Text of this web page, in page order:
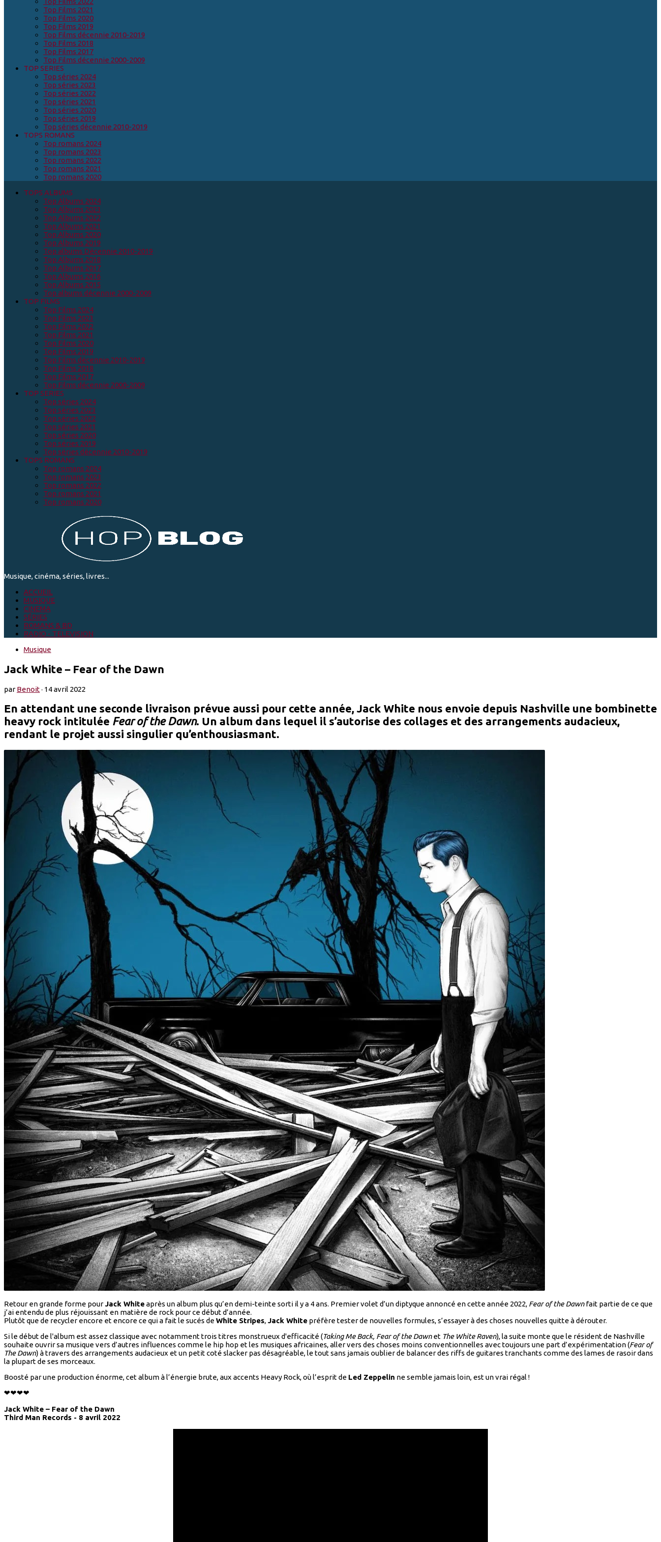
Top Films 2021
Top Films 2020
Top Films 2019
Top Films décennie 2010-2019
Top Films 2018
Top Films 2017
Top Films décennie 2000-2009
TOP SERIES
Top séries 2024
Top séries 2023
Top séries 2022
Top séries 2021
Top séries 2020
Top séries 2019
Top séries décennie 2010-2019
TOPS ROMANS
Top romans 2024
Top romans 2023
Top romans 2022
Top romans 2021
Top romans 2020
TOPS ALBUMS
Top Albums 2024
Top Albums 2023
Top Albums 2022
Top Albums 2021
Top Albums 2020
Top Albums 2019
Top albums Décennie 2010-2019
Top Albums 2018
Top Albums 2017
Top Albums 2016
Top Albums 2015
Top albums décennie 2000-2009
TOP FILMS
Top Films 2024
Top Films 2023
Top Films 2022
Top Films 2021
Top Films 2020
Top Films 2019
Top Films décennie 2010-2019
Top Films 2018
Top Films 2017
Top Films décennie 2000-2009
TOP SERIES
Top séries 2024
Top séries 2023
Top séries 2022
Top séries 2021
Top séries 2020
Top séries 2019
Top séries décennie 2010-2019
TOPS ROMANS
Top romans 2024
Top romans 2023
Top romans 2022
Top romans 2021
Top romans 2020
Musique, cinéma, séries, livres...
ACCUEIL
MUSIQUE
CINEMA
SÉRIES
ROMANS & BD
RADIO - TELEVISION
Musique
Jack White – Fear of the Dawn
parBenoit· 14 avril 2022
En attendant une seconde livraison prévue aussi pour cette année, Jack White nous envoie depuis Nashville une bombinette
heavy rock intitulée Fear of the Dawn. Un album dans lequel il s’autorise des collages et des arrangements audacieux,
rendant le projet aussi singulier qu’enthousiasmant.
Retour en grande forme pourJack Whiteaprès un album plus qu’en demi-teinte sorti il y a 4 ans. Premier volet d’un diptyque annoncé en cette année 2022, Fear of the Dawnfait partie de ce que
j’ai entendu de plus réjouissant en matière de rock pour ce début d’année.
Plutôt que de recycler encore et encore ce qui a fait le sucés deWhite Stripes, Jack White préfère tester de nouvelles formules, s’essayer à des choses nouvelles quitte à dérouter.
Si le début de l'album est assez classique avec notamment trois titres monstrueux d'efficacité (Taking Me Back, Fear of the Dawnet The White Raven), la suite monte que le résident de Nashville
souhaite ouvrir sa musique vers d’autres influences comme le hip hop et les musiques africaines, aller vers des choses moins conventionnelles avec toujours une part d’expérimentation (Fear of
The Dawn) à travers des arrangements audacieux et un petit coté slacker pas désagréable, le tout sans jamais oublier de balancer des riffs de guitares tranchants comme des lames de rasoir dans
la plupart de ses morceaux.
Boosté par une production énorme, cet album à l’énergie brute, aux accents Heavy Rock, où l’esprit de Led Zeppelin ne semble jamais loin, est un vrai régal !
❤❤❤❤
Jack White – Fear of the Dawn
Third Man Records - 8 avril 2022